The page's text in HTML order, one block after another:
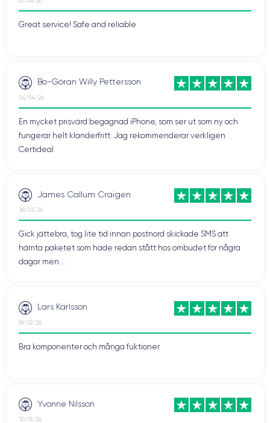
Great service! Safe and reliable
Bo-Göran Willy Pettersson
04/04/26
En mycket prisvärd begagnad iPhone, som ser ut som ny och
fungerar helt klanderfritt. Jag rekommenderar verkligen
Certideal.
James Callum Craigen
28/02/26
Gick jättebra, tog lite tid innan postnord skickade SMS att
hämta paketet som hade redan stått hos ombudet för några
dagar men ...
Lars Karlsson
18/02/26
Bra komponenter och många fuktioner
Yvonne Nilsson
30/01/26